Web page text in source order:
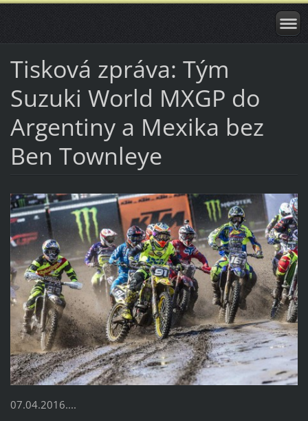
Tisková zpráva: Tým
Suzuki World MXGP do
Argentiny a Mexika bez
Ben Townleye
07.04.2016....